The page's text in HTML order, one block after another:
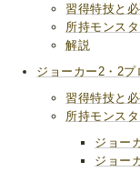
習得特技と
所持モンス
解説
ジョーカー2・2プ
習得特技と
所持モンス
ジョー
ジョー